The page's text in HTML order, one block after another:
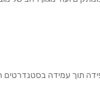
תוך עמידה בסטנדרטים